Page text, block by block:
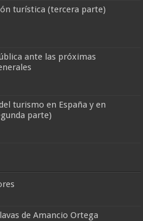
turística (tercera parte)
ante las próximas
turismo en España y en
parte)
de Amancio Ortega